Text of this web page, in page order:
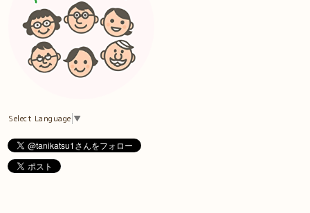
Select Language ▼